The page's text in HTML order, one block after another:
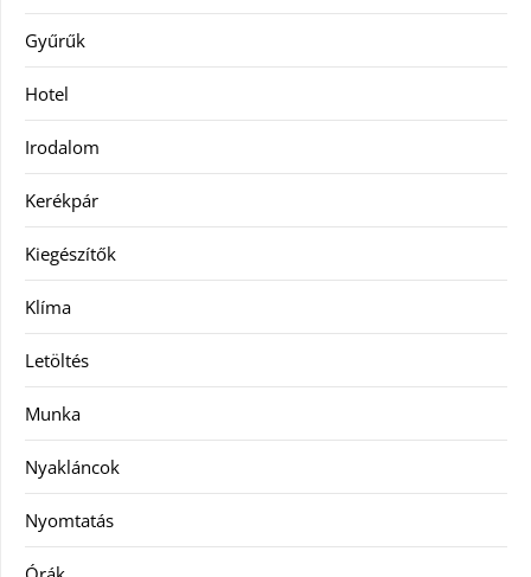
Gyűrűk
Hotel
Irodalom
Kerékpár
Kiegészítők
Klíma
Letöltés
Munka
Nyakláncok
Nyomtatás